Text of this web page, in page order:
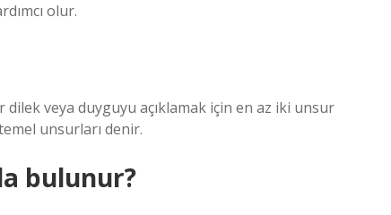
olur.
veya duyguyu açıklamak için en az iki unsur
unsurları denir.
bulunur?